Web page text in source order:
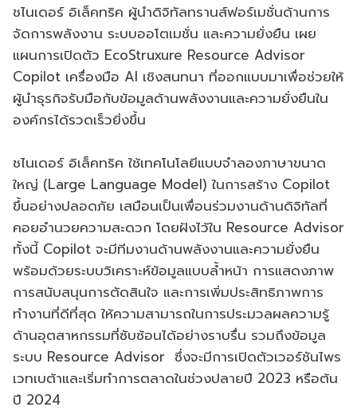
ชไนเดอร์ อิเล็คทริค ผู้นำดิจิทัลทรานส์ฟอร์เมชั่นด้านการ
จัดการพลังงาน ระบบออโตเมชั่น และความยั่งยืน เผย
แผนการเปิดตัว EcoStruxure Resource Advisor
Copilot เครื่องมือ AI เชิงสนทนา ที่ออกแบบมาเพื่อช่วยให้
ผู้นำธุรกิจรับมือกับข้อมูลด้านพลังงานและความยั่งยืนใน
องค์กรได้รวดเร็วยิ่งขึ้น
ชไนเดอร์ อิเล็คทริค ใช้เทคโนโลยีแบบจำลองภาษาขนาด
ใหญ่ (Large Language Model) ในการสร้าง Copilot
ขึ้นอย่างปลอดภัย เสมือนเป็นเพื่อนร่วมงานด้านดิจิทัลที่
คอยอำนวยความสะดวก โดยฝังไว้ใน Resource Advisor
ทั้งนี้ Copilot จะมีทีมงานด้านพลังงานและความยั่งยืน
พร้อมด้วยระบบวิเคราะห์ข้อมูลแบบล้ำหน้า การแสดงภาพ
การสนับสนุนการตัดสินใจ และการเพิ่มประสิทธิภาพการ
ทำงานที่ดีที่สุด ให้ความสามารถในการประมวลผลความรู้
ด้านอุตสาหกรรมที่ซับซ้อนได้อย่างราบรื่น รวมถึงข้อมูล
ระบบ Resource Advisor ซึ่งจะมีการเปิดตัวเวอร์ชันไพร
เวทเบต้าและเริ่มทำการตลาดในช่วงปลายปี 2023 หรือต้น
ปี 2024